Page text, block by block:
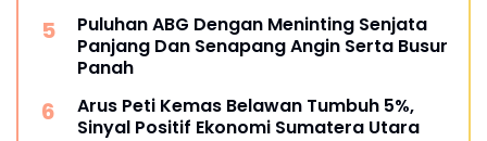
Puluhan ABG Dengan Meninting Senjata
Panjang Dan Senapang Angin Serta Busur
Panah
Arus Peti Kemas Belawan Tumbuh 5%,
Sinyal Positif Ekonomi Sumatera Utara